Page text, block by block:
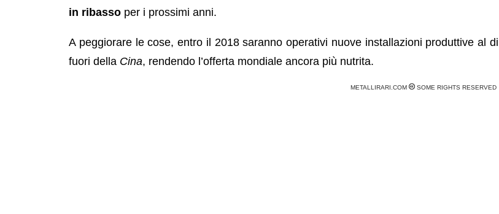
in ribasso per i prossimi anni.
A peggiorare le cose, entro il 2018 saranno operativi nuove installazioni produttive al di
fuori della Cina, rendendo l’offerta mondiale ancora più nutrita.
METALLIRARI.COM SOME RIGHTS RESERVED